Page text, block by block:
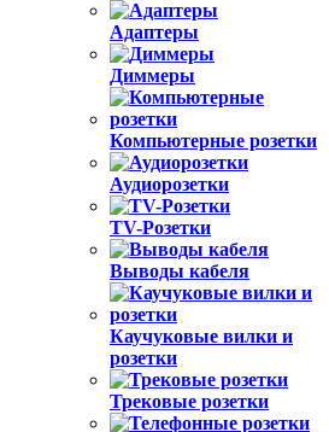
Адаптеры
Диммеры
Компьютерные розетки
Аудиорозетки
TV-Розетки
Выводы кабеля
Каучуковые вилки и
розетки
Трековые розетки